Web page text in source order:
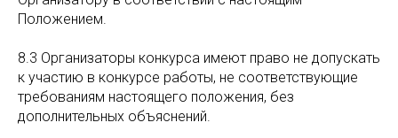
Положением.
8.3 Организаторы конкурса имеют право не допускать
к участию в конкурсе работы, не соответствующие
требованиям настоящего положения, без
дополнительных объяснений.